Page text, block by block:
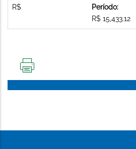
R$
Período:
R$ 15,433.12
PÁGINA